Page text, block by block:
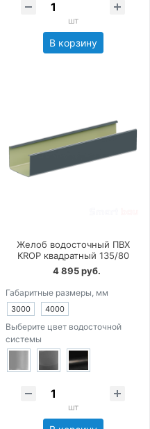
шт
В корзину
Желоб водосточный ПВХ
KROP квадратный 135/80
4 895 руб.
Габаритные размеры, мм
3000 4000
Выберите цвет водосточной
системы
шт